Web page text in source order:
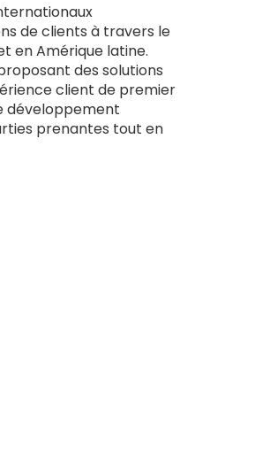
de clients à travers le
en Amérique latine.
des solutions
client de premier
développement
prenantes tout en